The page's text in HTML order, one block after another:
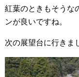
紅葉のときもそうな
ンが良いですね。
次の展望台に行きま